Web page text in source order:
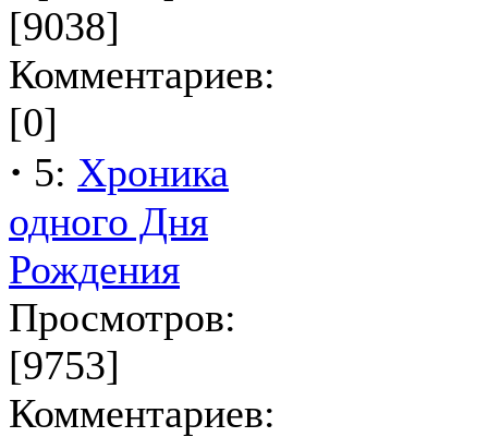
[9038]
Комментариев:
[0]
· 5: Хроника
одного Дня
Рождения
Просмотров:
[9753]
Комментариев: